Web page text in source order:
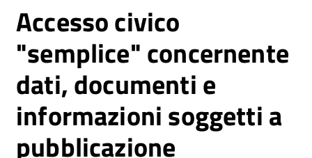
Accesso civico
"semplice" concernente
dati, documenti e
informazioni soggetti a
pubblicazione